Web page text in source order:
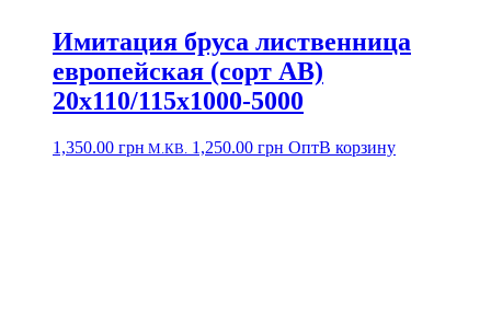
Имитация бруса лиственница
европейская (сорт АВ)
20х110/115х1000-5000
1,350.00 грн М.КВ. 1,250.00 грн ОптВ корзину